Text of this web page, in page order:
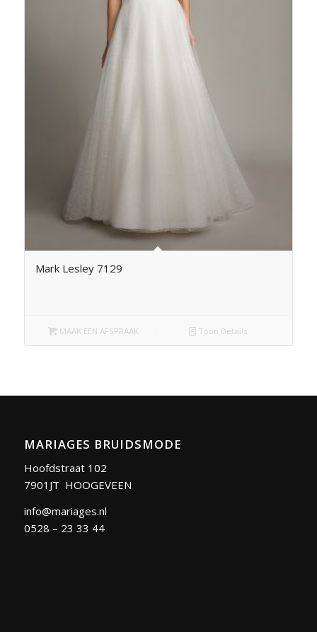
Mark Lesley 7129
MAAK EEN AFSPRAAK Toon Details
MARIAGES BRUIDSMODE
Hoofdstraat 102
7901JT HOOGEVEEN
info@mariages.nl
0528 – 23 33 44